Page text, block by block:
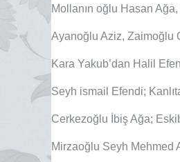
Mollanın oğlu Hasan
Ayanoğlu Aziz, Zaimoğlu
Kara Yakub’dan Halil
Seyh ismail Efendi;
Cerkezoğlu İbiş Ağa;
Mirzaoğlu Seyh Mehmed